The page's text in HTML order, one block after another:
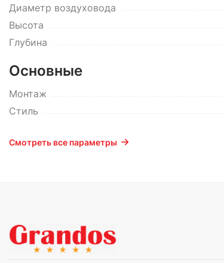
Диаметр воздуховода
Высота
Глубина
Основные
Монтаж
Стиль
Смотреть все параметры